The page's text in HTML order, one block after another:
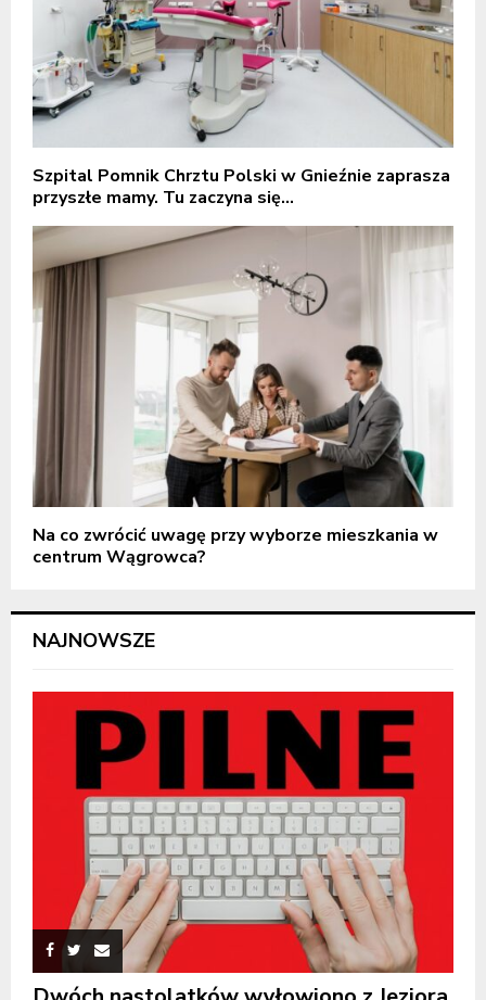
Szpital Pomnik Chrztu Polski w Gnieźnie zaprasza
przyszłe mamy. Tu zaczyna się...
Na co zwrócić uwagę przy wyborze mieszkania w
centrum Wągrowca?
NAJNOWSZE